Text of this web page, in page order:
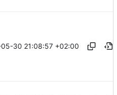
30 21:08:57 +02:00